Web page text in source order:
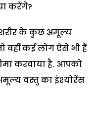
करेंगे?
शरीर के कुछ अमूल्‍य
वहीं कई लोग ऐसे भी हैं
करवाया है. आपको
वस्‍तु का इंश्‍योरेंस